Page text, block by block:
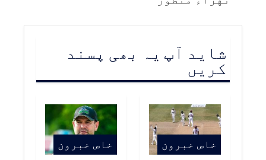
شاید آپ یہ بھی پسند
کریں
خاص خبرون خاص خبرون